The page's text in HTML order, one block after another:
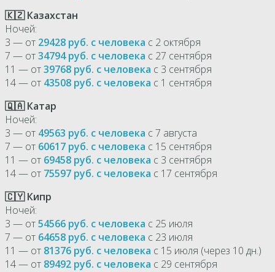
🇰🇿 Казахстан
Ночей:
3 — от 29428 руб. с человека с 2 октября
7 — от34794 руб. с человека с 27 сентября
11 — от39768 руб. с человека с 3 сентября
14 — от 43508 руб. с человека с 1 сентября
🇶🇦 Катар
Ночей:
3 — от 49563 руб. с человека с 7 августа
7 — от 60617 руб. с человека с 15 сентября
11 — от 69458 руб. с человека с 3 сентября
14 — от 75597 руб. с человека с 17 сентября
🇨🇾 Кипр
Ночей:
3 — от54566 руб. с человека с 25 июля
7 — от 64658 руб. с человека с 23 июля
11 — от 81376 руб. с человека с 15 июля (через 10 дн.)
14 — от 89492 руб. с человека с 29 сентября